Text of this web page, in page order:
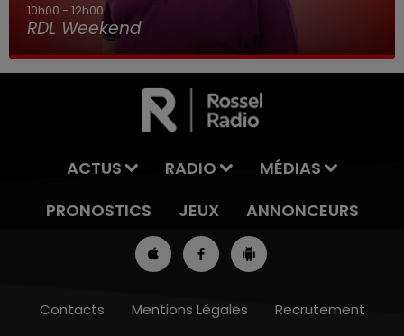
10h00 - 12h00
RDL Weekend
ACTUS RADIO
MÉDIAS
PRONOSTICS
JEUX ANNONCEURS
Contacts Mentions Légales Recrutement